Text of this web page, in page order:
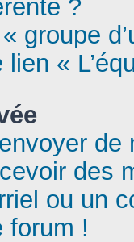
?
« groupe
lien «
de
des
ou un
forum !